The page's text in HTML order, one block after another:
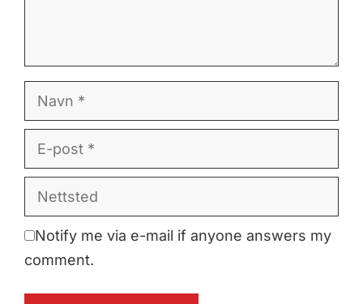
post
Notify me via e-mail if anyone answers my
comment.